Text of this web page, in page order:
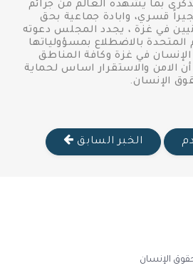
بما يشهده العالم من جرائم
قسري، وابادة جماعية بحق
في غزة ، يجدد المجلس دعوته
بالاضطلاع بمسؤولياتها
في غزة وكافة المناطق
أن الامن والاستقرار اساس لحماية
الإنسان.
الخبر السابق
الإنسان